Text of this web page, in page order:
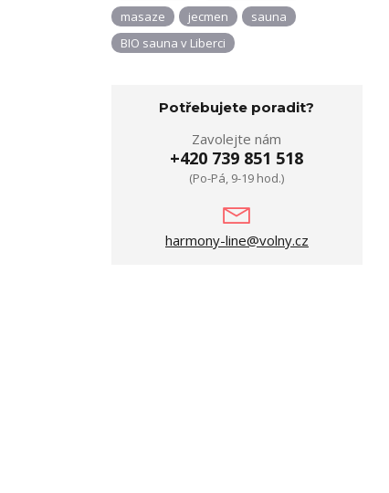
masaze
jecmen
sauna
BIO sauna v Liberci
Potřebujete poradit?
Zavolejte nám
+420 739 851 518
(Po-Pá, 9-19 hod.)
harmony-line@volny.cz